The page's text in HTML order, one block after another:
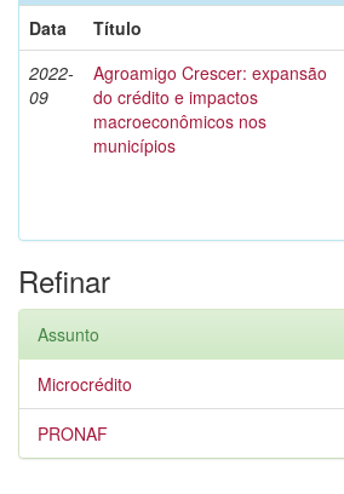
Data
Título
2022-
09
Agroamigo Crescer: expansão
do crédito e impactos
macroeconômicos nos
municípios
Refinar
Assunto
Microcrédito
PRONAF